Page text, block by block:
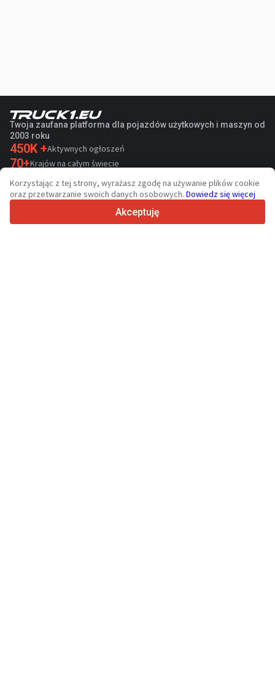
Twoja zaufana platforma dla pojazdów użytkowych i maszyn od
2003 roku
450K +Aktywnych ogłoszeń
70+Krajów na całym świecie
36 Obsługiwanych języków
4.7/5
Korzystając z tej strony, wyrażasz zgodę na używanie plików cookie
oraz przetwarzanie swoich danych osobowych. Dowiedz się więcej
Akceptuję